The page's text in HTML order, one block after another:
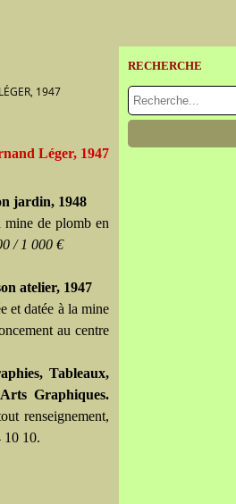
1947
Léger, 1947
jardin, 1948
mine de plomb en
/ 1 000 €
atelier, 1947
et datée à la mine
au centre
Tableaux,
Graphiques.
renseignement,
10 10.
RECHERCHE